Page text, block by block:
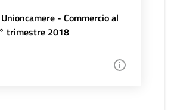
- Commercio al
trimestre 2018